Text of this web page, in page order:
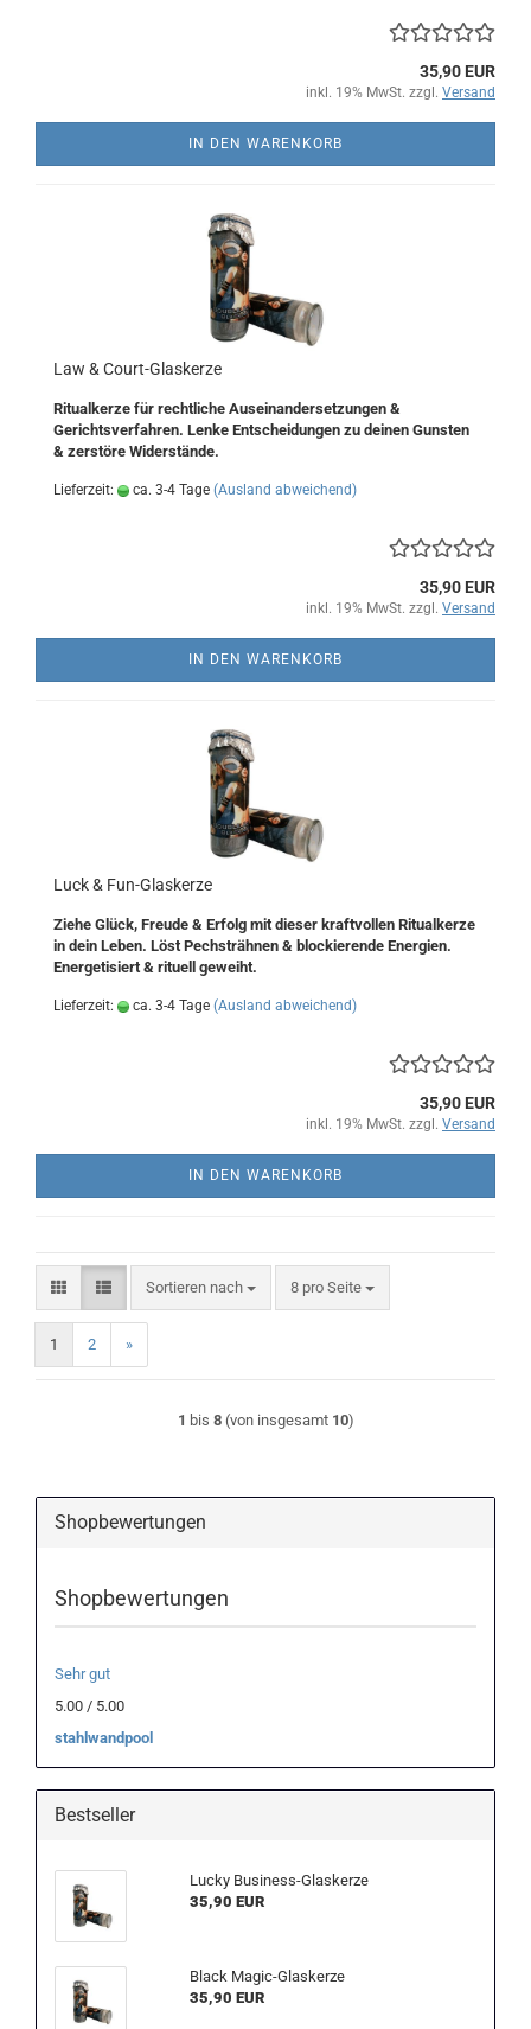
35,90 EUR
inkl. 19% MwSt. zzgl. Versand
IN DEN WARENKORB
Law & Court-Glaskerze
Ritualkerze für rechtliche Auseinandersetzungen &
Gerichtsverfahren. Lenke Entscheidungen zu deinen Gunsten
& zerstöre Widerstände.
Lieferzeit: ca. 3-4 Tage (Ausland abweichend)
35,90 EUR
inkl. 19% MwSt. zzgl. Versand
IN DEN WARENKORB
Luck & Fun-Glaskerze
Ziehe Glück, Freude & Erfolg mit dieser kraftvollen Ritualkerze
in dein Leben. Löst Pechsträhnen & blockierende Energien.
Energetisiert & rituell geweiht.
Lieferzeit: ca. 3-4 Tage (Ausland abweichend)
35,90 EUR
inkl. 19% MwSt. zzgl. Versand
IN DEN WARENKORB
Sortieren nach
Sortieren nach 8 pro Seite
pro Seite
1 2 »
1 bis 8(von insgesamt 10)
Shopbewertungen
Shopbewertungen
Sehr gut
5.00 / 5.00
stahlwandpool
Bestseller
Lucky Business-Glaskerze
35,90 EUR
Black Magic-Glaskerze
35,90 EUR